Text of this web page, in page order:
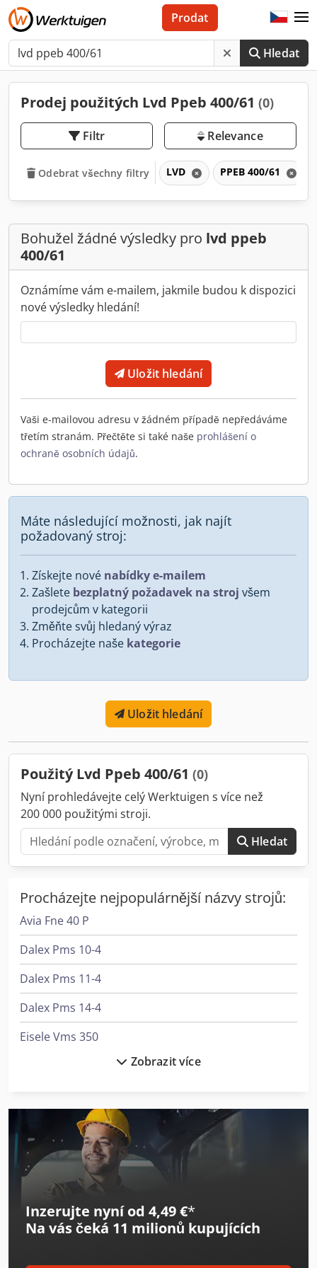
Hledat
Prodat
Prodej použitých Lvd Ppeb 400/61 (0)
Filtr Relevance
Odebrat všechny filtry LVD PPEB 400/61
Bohužel žádné výsledky pro lvd ppeb
400/61
Oznámíme vám e-mailem, jakmile budou k dispozici
nové výsledky hledání!
Uložit hledání
Vaši e-mailovou adresu v žádném případě nepředáváme
třetím stranám. Přečtěte si také naše prohlášení o
ochraně osobních údajů.
Máte následující možnosti, jak najít
požadovaný stroj:
Získejte nové nabídky e-mailem
Zašlete bezplatný požadavek na stroj všem
prodejcům v kategorii
Změňte svůj hledaný výraz
Procházejte naše kategorie
Uložit hledání
Použitý Lvd Ppeb 400/61 (0)
Nyní prohledávejte celý Werktuigen s více než
200 000 použitými stroji.
Hledat
Procházejte nejpopulárnější názvy strojů:
Avia Fne 40 P
Dalex Pms 10-4
Dalex Pms 11-4
Dalex Pms 14-4
Eisele Vms 350
Flott Tsb 250 P
Gildemeister Nef 400
Haas Ec-400
Herbold Pu 500
Huvema Hu 230 Dg
Zobrazit více
Inzerujte nyní od 4,49 €*
Na vás čeká 11 milionů kupujících